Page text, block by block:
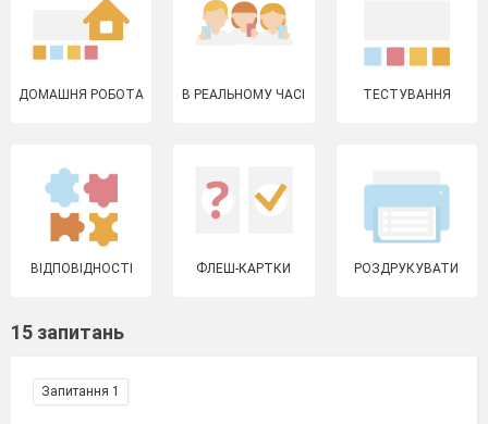
ДОМАШНЯ РОБОТА В РЕАЛЬНОМУ ЧАСІ ТЕСТУВАННЯ
ВІДПОВІДНОСТІ ФЛЕШ-КАРТКИ РОЗДРУКУВАТИ
15 запитань
Запитання 1